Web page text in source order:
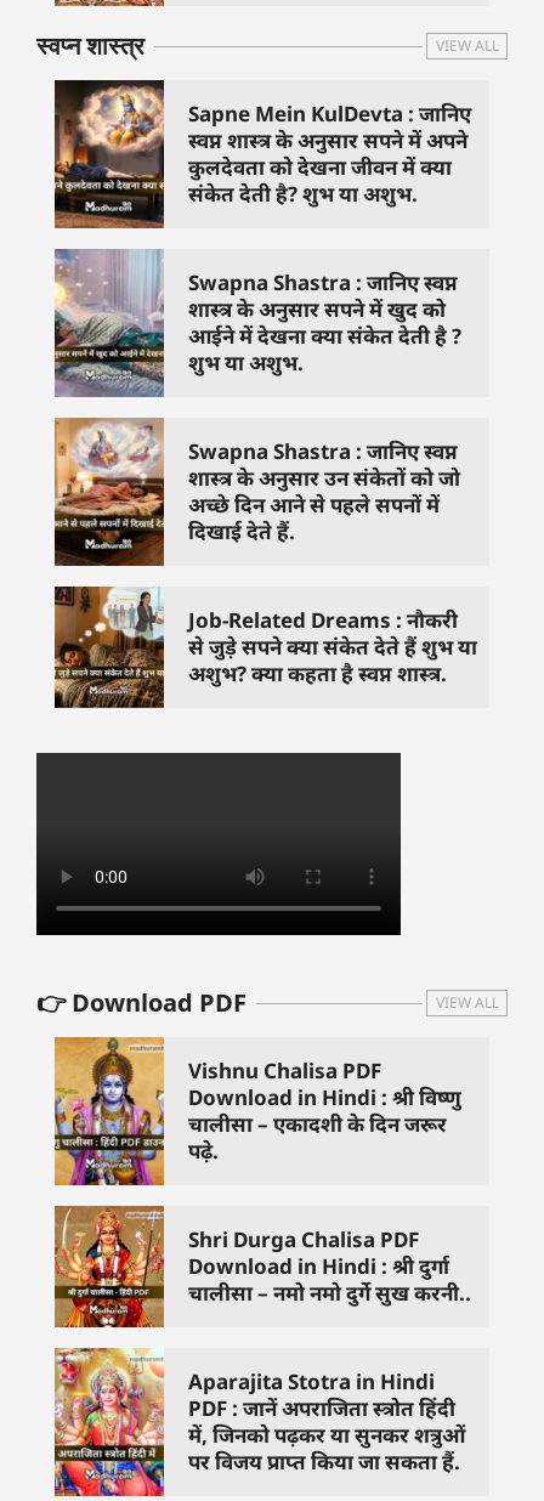
स्वप्न शास्त्र VIEW ALL
Sapne Mein KulDevta : जानिए
स्वप्न शास्त्र के अनुसार सपने में अपने
कुलदेवता को देखना जीवन में क्या
संकेत देती है? शुभ या अशुभ.
Swapna Shastra : जानिए स्वप्न
शास्त्र के अनुसार सपने में खुद को
आईने में देखना क्या संकेत देती है ?
शुभ या अशुभ.
Swapna Shastra : जानिए स्वप्न
शास्त्र के अनुसार उन संकेतों को जो
अच्छे दिन आने से पहले सपनों में
दिखाई देते हैं.
Job-Related Dreams : नौकरी
से जुड़े सपने क्या संकेत देते हैं शुभ या
अशुभ? क्या कहता है स्वप्न शास्त्र.
👉 Download PDF VIEW ALL
Vishnu Chalisa PDF
Download in Hindi : श्री विष्णु
चालीसा – एकादशी के दिन जरूर
पढ़े.
Shri Durga Chalisa PDF
Download in Hindi : श्री दुर्गा
चालीसा – नमो नमो दुर्गे सुख करनी..
Aparajita Stotra in Hindi
PDF : जानें अपराजिता स्त्रोत हिंदी
में, जिनको पढ़कर या सुनकर शत्रुओं
पर विजय प्राप्त किया जा सकता हैं.